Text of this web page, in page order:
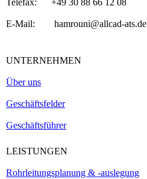
Telefax: +49 30 88 66 12 08
E-Mail: hamrouni@allcad-ats.de
UNTERNEHMEN
Über uns
Geschäftsfelder
Geschäftsführer
LEISTUNGEN
Rohrleitungsplanung & -auslegung